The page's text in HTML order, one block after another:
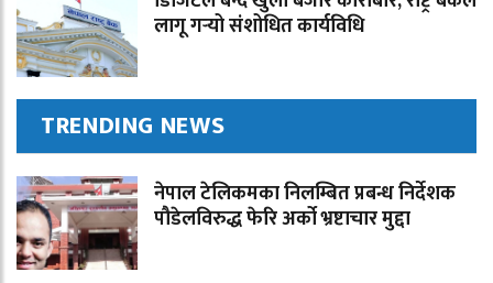
लागू गर्‍यो संशोधित कार्यविधि
TRENDING NEWS
नेपाल टेलिकमका निलम्बित प्रबन्ध निर्देशक
पौडेलविरुद्ध फेरि अर्को भ्रष्टाचार मुद्दा